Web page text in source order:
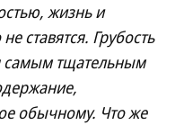
жизнь и
ставятся. Грубость
самым тщательным
обычному. Что же